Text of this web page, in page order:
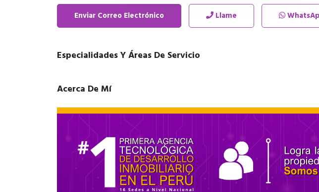
Enviar Correo Electrónico Llame
Especialidades Y Áreas De Servicio
Acerca De Mí